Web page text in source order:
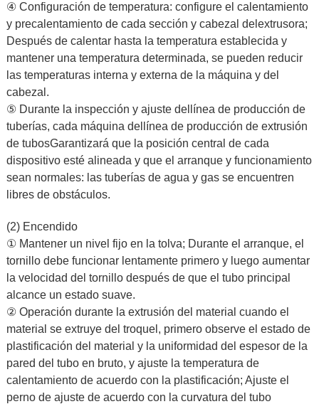
④ Configuración de temperatura: configure el calentamiento
y precalentamiento de cada sección y cabezal del extrusora;
Después de calentar hasta la temperatura establecida y
mantener una temperatura determinada, se pueden reducir
las temperaturas interna y externa de la máquina y del
cabezal.
⑤ Durante la inspección y ajuste del línea de producción de
tuberías, cada máquina del línea de producción de extrusión
de tubosGarantizará que la posición central de cada
dispositivo esté alineada y que el arranque y funcionamiento
sean normales: las tuberías de agua y gas se encuentren
libres de obstáculos.
(2) Encendido
① Mantener un nivel fijo en la tolva; Durante el arranque, el
tornillo debe funcionar lentamente primero y luego aumentar
la velocidad del tornillo después de que el tubo principal
alcance un estado suave.
② Operación durante la extrusión del material cuando el
material se extruye del troquel, primero observe el estado de
plastificación del material y la uniformidad del espesor de la
pared del tubo en bruto, y ajuste la temperatura de
calentamiento de acuerdo con la plastificación; Ajuste el
perno de ajuste de acuerdo con la curvatura del tubo